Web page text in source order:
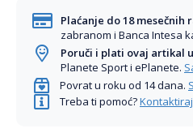
Plaćanje do 18 mesečnih
zabranom i Banca Intesa
Poruči i plati ovaj artikal
Planete Sport i ePlanete.
Povrat u roku od 14 dana.
Treba ti pomoć?